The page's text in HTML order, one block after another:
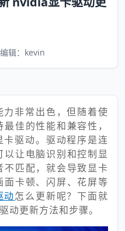
编辑：kevin
非常出色，但随着使
佳的性能和兼容性，
驱动。驱动程序是连
让电脑识别和控制显
匹配，就会导致显卡
卡顿、闪屏、花屏等
动怎么更新呢？下面就
更新方法和步骤。